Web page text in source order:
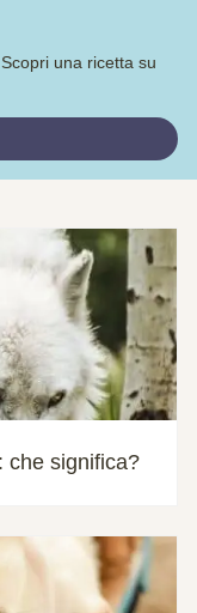
una ricetta su
che significa?